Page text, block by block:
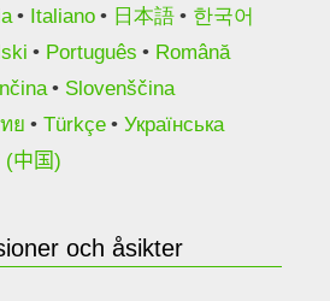
Italiano 日本語
한국어
Português
Română
Slovenščina
ย Türkçe
Українська
(中国)
och åsikter